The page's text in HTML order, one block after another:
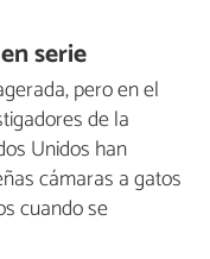
serie
pero en el
de la
Unidos han
cámaras a gatos
cuando se